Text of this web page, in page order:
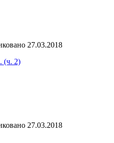
27.03.2018
(ч. 2)
27.03.2018